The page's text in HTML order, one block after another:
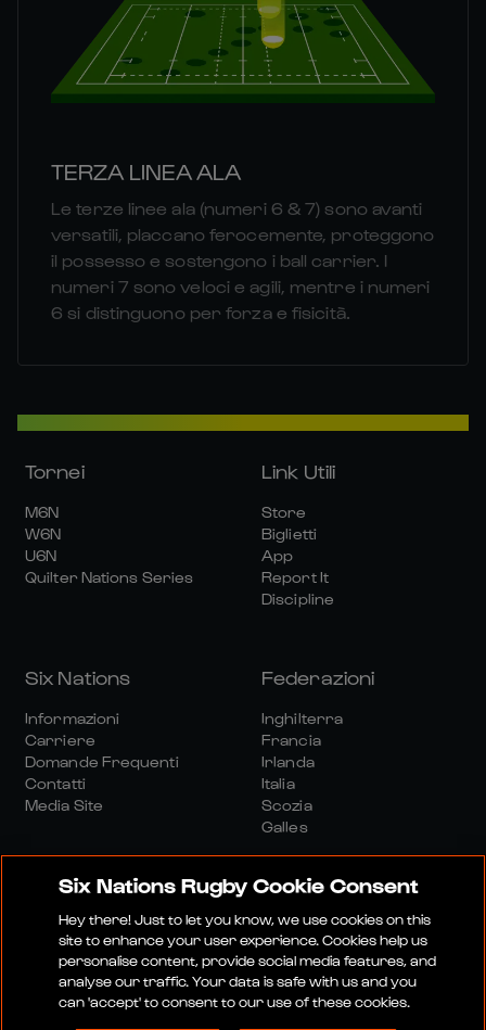
TERZA LINEA ALA
Le terze linee ala (numeri 6 & 7) sono avanti
versatili, placcano ferocemente, proteggono
il possesso e sostengono i ball carrier. I
numeri 7 sono veloci e agili, mentre i numeri
6 si distinguono per forza e fisicità.
Tornei
M6N
W6N
U6N
Quilter Nations Series
Link Utili
Store
Biglietti
App
Report It
Discipline
Six Nations
Informazioni
Carriere
Domande Frequenti
Contatti
Media Site
Federazioni
Inghilterra
Francia
Irlanda
Italia
Scozia
Galles
Sito Media Termini E Condizioni
Politica Sulla RiservatezzaInformativa Sui Cookie
Politica Sociale E Digitale
Six Nations Rugby Cookie Consent
Hey there! Just to let you know, we use cookies on this
site to enhance your user experience. Cookies help us
personalise content, provide social media features, and
analyse our traffic. Your data is safe with us and you
can 'accept' to consent to our use of these cookies.